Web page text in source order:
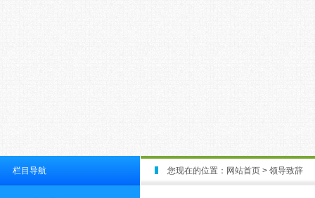
栏目导航 您现在的位置： 网站首页 > 领导致辞